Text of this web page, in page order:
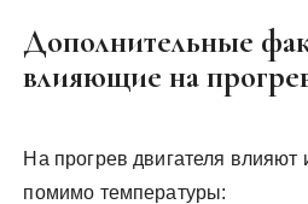
Дополнительные
влияющие на
На прогрев двигателя влияют
помимо температуры: